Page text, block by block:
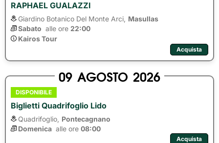
RAPHAEL GUALAZZI
Giardino Botanico Del Monte Arci, Masullas
Sabato alle ore 22:00
Kairos Tour
Acquista
09 AGOSTO 2026
DISPONIBILE
Biglietti Quadrifoglio Lido
Quadrifoglio, Pontecagnano
Domenica alle ore 08:00
Acquista